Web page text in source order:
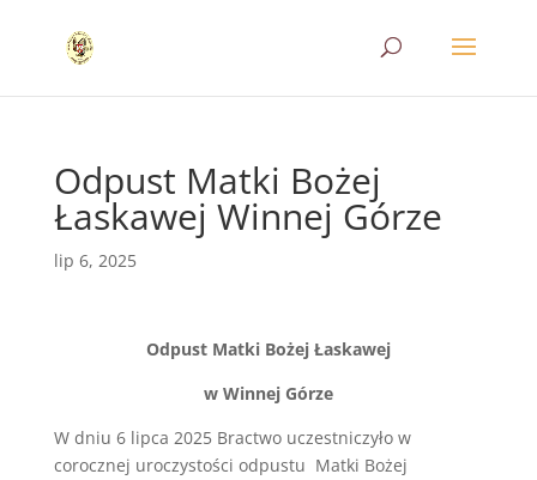
Odpust Matki Bożej
Łaskawej Winnej Górze
lip 6, 2025
Odpust Matki Bożej Łaskawej
w Winnej Górze
W dniu 6 lipca 2025 Bractwo uczestniczyło w
corocznej uroczystości odpustu Matki Bożej